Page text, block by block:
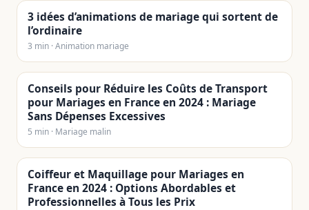
3 idées d’animations de mariage qui sortent de
l’ordinaire
3 min · Animation mariage
Conseils pour Réduire les Coûts de Transport
pour Mariages en France en 2024 : Mariage
Sans Dépenses Excessives
5 min · Mariage malin
Coiffeur et Maquillage pour Mariages en
France en 2024 : Options Abordables et
Professionnelles à Tous les Prix